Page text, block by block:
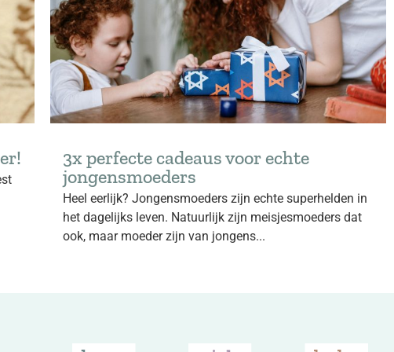
3x perfecte cadeaus voor echte
jongensmoeders
Heel eerlijk? Jongensmoeders zijn echte superhelden in
het dagelijks leven. Natuurlijk zijn meisjesmoeders dat
ook, maar moeder zijn van jongens...